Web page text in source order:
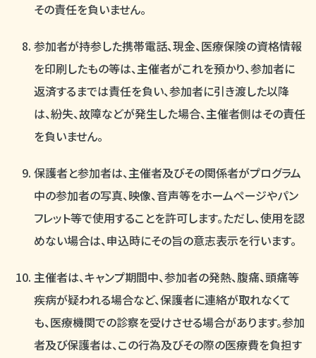
その責任を負いません。
参加者が持参した携帯電話、現金、医療保険の資格情報
を印刷したもの等は、主催者がこれを預かり、参加者に
返済するまでは責任を負い、参加者に引き渡した以降
は、紛失、故障などが発生した場合、主催者側はその責任
を負いません。
保護者と参加者は、主催者及びその関係者がプログラム
中の参加者の写真、映像、音声等をホームページやパン
フレット等で使用することを許可します。ただし、使用を認
めない場合は、申込時にその旨の意志表示を行います。
主催者は、キャンプ期間中、参加者の発熱、腹痛、頭痛等
疾病が疑われる場合など、保護者に連絡が取れなくて
も、医療機関での診察を受けさせる場合があります。参加
者及び保護者は、この行為及びその際の医療費を負担す